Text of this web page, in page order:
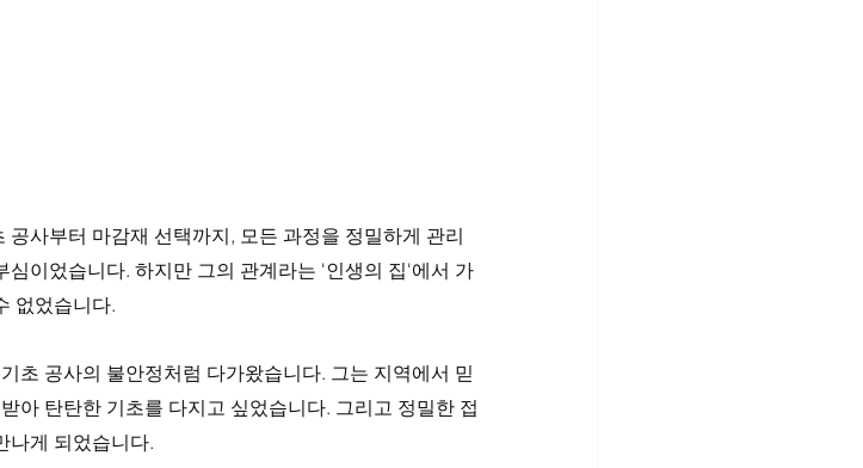
사부터 마감재 선택까지, 모든 과정을 정밀하게 관리
이었습니다. 하지만 그의 관계라는 '인생의 집'에서 가
없었습니다.
초 공사의 불안정처럼 다가왔습니다. 그는 지역에서 믿
아 탄탄한 기초를 다지고 싶었습니다. 그리고 정밀한 접
나게 되었습니다.